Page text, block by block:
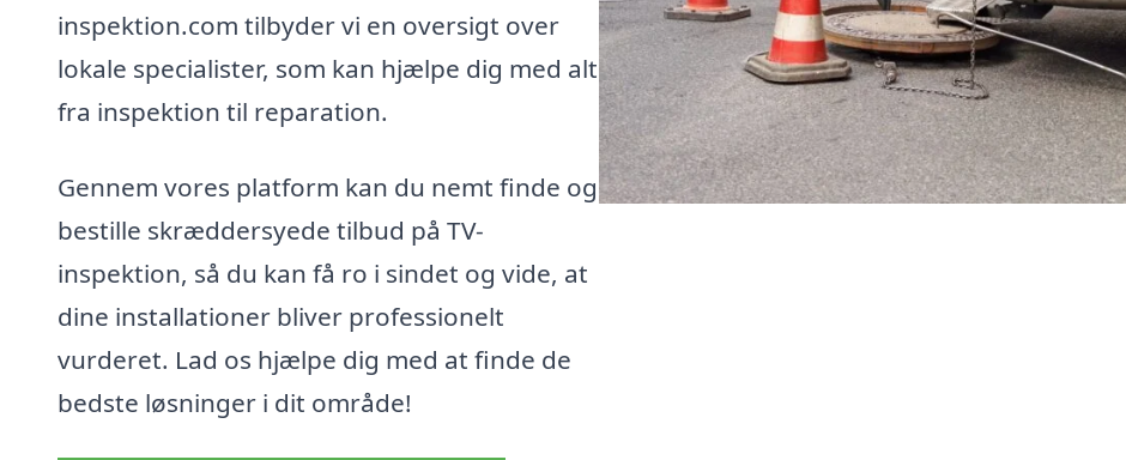
inspektion.com tilbyder vi en oversigt over
lokale specialister, som kan hjælpe dig med alt
fra inspektion til reparation.
Gennem vores platform kan du nemt finde og
bestille skræddersyede tilbud på TV-
inspektion, så du kan få ro i sindet og vide, at
dine installationer bliver professionelt
vurderet. Lad os hjælpe dig med at finde de
bedste løsninger i dit område!